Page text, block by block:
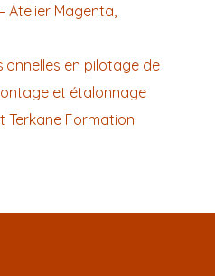
Atelier Magenta,
en pilotage de
et étalonnage
Terkane Formation